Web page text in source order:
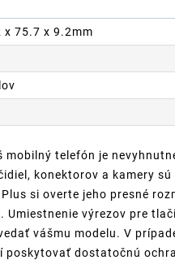
75.7 x 9.2mm
telefón je
konektorov a kamery sú
si overte jeho presné
výrezov pre
vášmu modelu. V
poskytovať dostatočnú